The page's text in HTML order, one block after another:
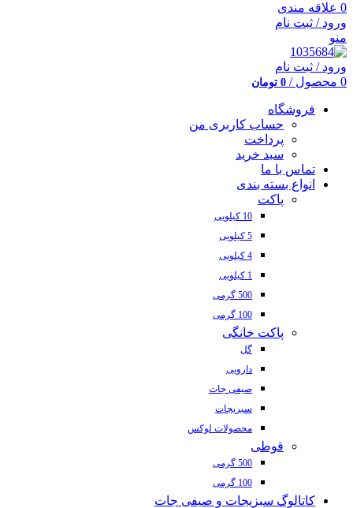
0 علاقه مندی
ورود / ثبت نام
منو
ورود / ثبت نام
0 محصول /
0 تومان
فروشگاه
حساب کاربری من
پرداخت
سبد خرید
تماس با ما
انواع بسته بندی
پاکت
10 کیلویی
5 کیلویی
4 کیلویی
1 کیلویی
500 گرمی
100 گرمی
پاکت خانگی
گل
دارویی
صیفی جات
سبریجات
محصولات لوکس
قوطی
500 گرمی
100 گرمی
کاتالوگ سبزیجات و صیفی جات